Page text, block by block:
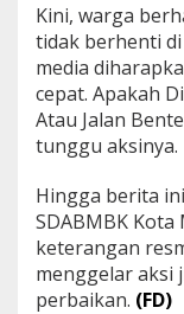
Kini, warga
tidak berhenti
media
cepat. Apakah
Atau Jalan
tunggu aksinya.
Hingga berita
SDABMBK
keterangan
menggelar aksi
perbaikan. (FD)